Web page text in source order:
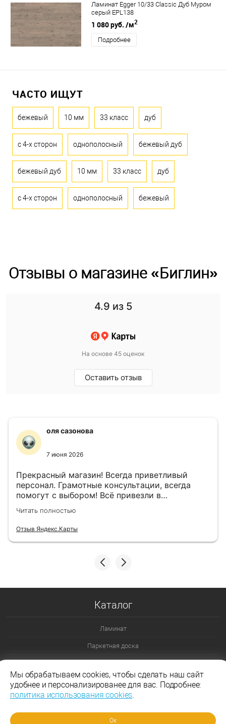
Ламинат Egger 10/33 Classic Дуб Муром
серый EPL138
1 080 руб. /м2
Подробнее
ЧАСТО ИЩУТ
бежевый 10 мм 33 класс дуб
с 4-х сторон однополосный бежевый дуб
бежевый дуб 10 мм 33 класс дуб
с 4-х сторон однополосный бежевый
Отзывы о магазине «Биглин»
4.9 из 5
На основе 45 оценок
Оставить отзыв
оля сазонова
7 июня 2026
Прекрасный магазин! Всегда приветливый
персонал. Грамотные консультации, всегда
помогут с выбором! Всё привезли в
назначенный день!
Читать полностью
Отзыв Яндекс.Карты
Каталог
Ламинат
Паркетная доска
Ламинат 33 класс
Ламинат Эггер
Ламинат Таркетт
Мы обрабатываем cookies, чтобы сделать наш сайт
удобнее и персонализированее для вас. Подробнее:
политика использования cookies.
Ок